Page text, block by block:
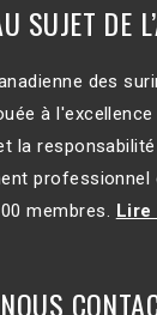
SUJET DE
des
à
la
professionnel
membres. Lire
NOUS